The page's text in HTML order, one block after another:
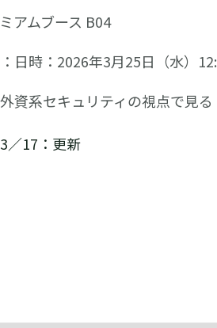
アムブース B04
：日時：2026年3月25日（水）
資系セキュリティの視点で見
／17：更新